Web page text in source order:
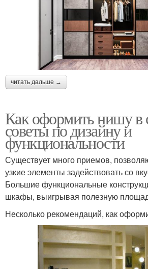
читать дальше →
Как оформить нишу в
советы по дизайну и
функциональности
Существует много приемов,
узкие элементы задействовать со
Большие функциональные
шкафы, выигрывая полезную
Несколько рекомендаций, как